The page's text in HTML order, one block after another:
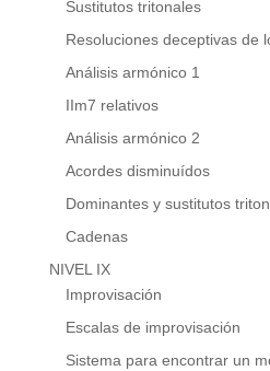
Sustitutos tritonales
Resoluciones deceptivas de
Análisis armónico 1
IIm7 relativos
Análisis armónico 2
Acordes disminuídos
Dominantes y sustitutos
Cadenas
NIVEL IX
Improvisación
Escalas de improvisación
Sistema para encontrar un